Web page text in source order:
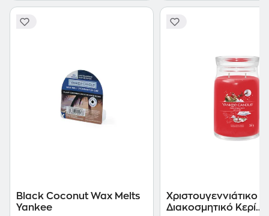
Black Coconut Wax Melts
Yankee
Χριστουγεννιάτικο
Διακοσμητικό Κερί